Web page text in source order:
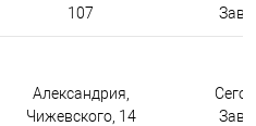
107
Александрия,
Чижевского, 14